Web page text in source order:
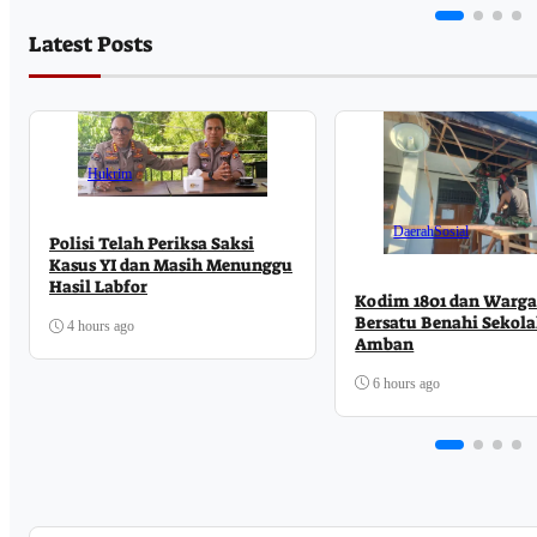
Latest Posts
Hukrim
Polisi Telah Periksa Saksi
Kasus YI dan Masih Menunggu
Hasil Labfor
4 hours ago
DaerahSosial
Kodim 1801 dan Warga
Bersatu Benahi
Amban
6 hours ago